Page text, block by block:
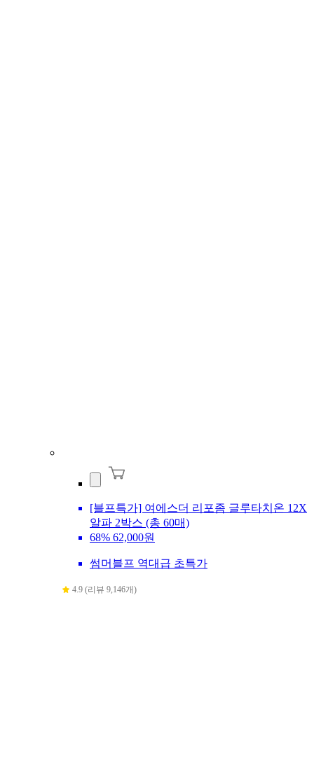
[블프특가] 여에스더 리포좀 글루타치온 12X
알파 2박스 (총 60매)
68% 62,000원
썸머블프 역대급 초특가
4.9 (리뷰 9,146개)